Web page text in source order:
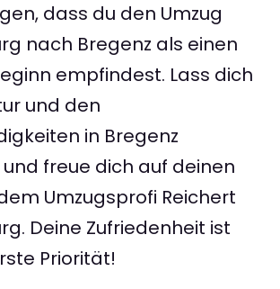
dass du den Umzug
nach Bregenz als einen
empfindest. Lass dich
und den
in Bregenz
freue dich auf deinen
Umzugsprofi Reichert
Deine Zufriedenheit ist
Priorität!